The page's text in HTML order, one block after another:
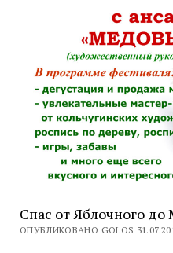
Спас от Яблочного до
ОПУБЛИКОВАНО GOLOS